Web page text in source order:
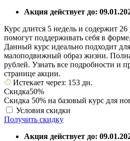
Акция действует до:
Курс длится 5 недель и содержит
помогут поддерживать себя в
Данный курс идеально подходит
малоподвижный образ жизни.
рублей. Узнать все подробности и
странице акции.
Истекает через: 153 дн.
Скидка50%
Скидка 50% на базовый курс для
Условия скидки
Получить скидку
Акция действует до: